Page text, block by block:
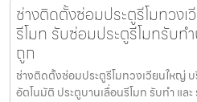
ช่างติดตั้งซ่อมประตูรีโมทวง
รีโมท รับซ่อมประตูรีโมทรับท
ถูก
ช่างติดตั้งซ่อมประตูรีโมทวงเวียนใหญ่
อัตโนมัติ ประตูบานเลื่อนรีโมท รับทำ แล